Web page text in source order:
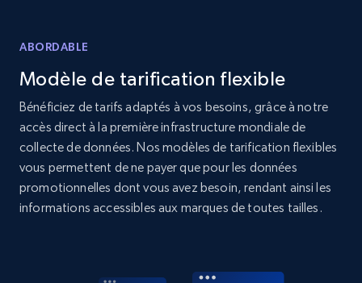
Amazon products global dataset - Collects
Title, Seller name, Brand, Description, Initial
price, Currency, Availability, Reviews count, and
more.
2.1K+ 375+ Commencer
ABORDABLE
Modèle de tarification flexible
Bénéficiez de tarifs adaptés à vos besoins, grâce à notre
accès direct à la première infrastructure mondiale de
collecte de données. Nos modèles de tarification flexibles
vous permettent de ne payer que pour les données
promotionnelles dont vous avez besoin, rendant ainsi les
informations accessibles aux marques de toutes tailles.